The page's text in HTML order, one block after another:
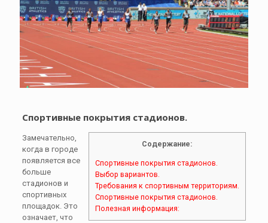
Спортивные покрытия стадионов.
Содержание:
Спортивные покрытия стадионов.
Выбор вариантов.
Требования к спортивным территориям.
Спортивные покрытия стадионов.
Полезная информация:
Замечательно,
когда в городе
появляется все
больше
стадионов и
спортивных
площадок. Это
означает, что